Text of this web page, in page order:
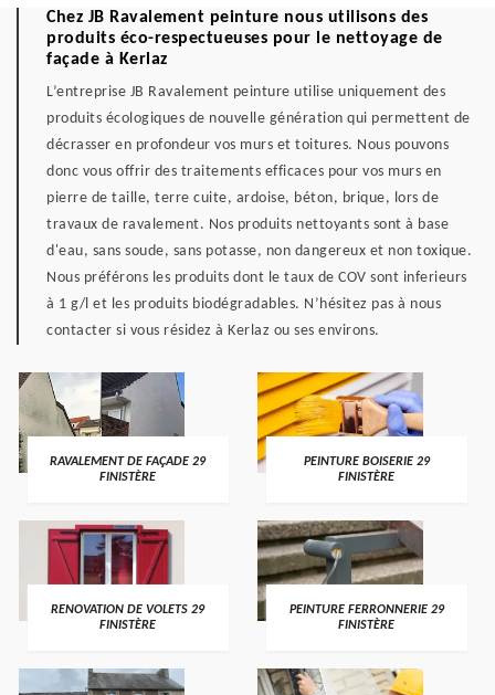
Chez JB Ravalement peinture nous utilisons des
produits éco-respectueuses pour le nettoyage de
façade à Kerlaz
L’entreprise JB Ravalement peinture utilise uniquement des
produits écologiques de nouvelle génération qui permettent de
décrasser en profondeur vos murs et toitures. Nous pouvons
donc vous offrir des traitements efficaces pour vos murs en
pierre de taille, terre cuite, ardoise, béton, brique, lors de
travaux de ravalement. Nos produits nettoyants sont à base
d'eau, sans soude, sans potasse, non dangereux et non toxique.
Nous préférons les produits dont le taux de COV sont inferieurs
à 1 g/l et les produits biodégradables. N’hésitez pas à nous
contacter si vous résidez à Kerlaz ou ses environs.
RAVALEMENT DE FAÇADE 29
FINISTÈRE
PEINTURE BOISERIE 29
FINISTÈRE
RENOVATION DE VOLETS 29
FINISTÈRE
PEINTURE FERRONNERIE 29
FINISTÈRE